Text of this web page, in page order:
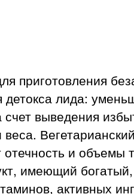
приготовления
лида:
счет выведения
и объемы
имеющий
активных